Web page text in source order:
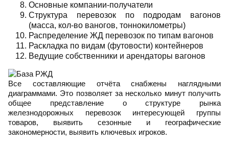
Основные компании-получатели
Структура перевозок по подродам вагонов
(масса, кол-во ваногов, тоннокилометры)
Распределение ЖД перевозок по типам вагонов
Раскладка по видам (футовости) контейнеров
Ведущие собственники и арендаторы вагонов
Все составляющие отчёта снабжены наглядными
диаграммами. Это позволяет за несколько минут получить
общее представление о структуре рынка
железнодорожных перевозок интересующей группы
товаров, выявить сезонные и географические
закономерности, выявить ключевых игроков.